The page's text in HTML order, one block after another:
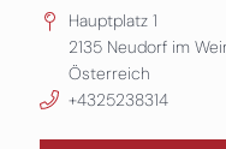
Hauptplatz 1
2135 Neudorf im
Österreich
+4325238314